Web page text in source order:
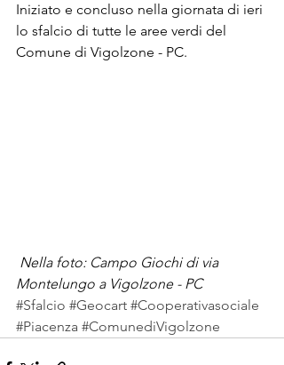
Iniziato e concluso nella giornata di ieri
lo sfalcio di tutte le aree verdi del
Comune di Vigolzone - PC.
Nella foto: Campo Giochi di via
Montelungo a Vigolzone - PC
#Sfalcio #Geocart #Cooperativasociale
#Piacenza #ComunediVigolzone